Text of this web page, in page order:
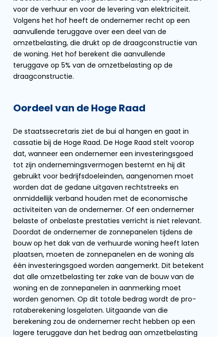
voor de verhuur en voor de levering van elektriciteit.
Volgens het hof heeft de ondernemer recht op een
aanvullende teruggave over een deel van de
omzetbelasting, die drukt op de draagconstructie van
de woning. Het hof berekent die aanvullende
teruggave op 5% van de omzetbelasting op de
draagconstructie.
Oordeel van de Hoge Raad
De staatssecretaris ziet de bui al hangen en gaat in
cassatie bij de Hoge Raad. De Hoge Raad stelt voorop
dat, wanneer een ondernemer een investeringsgoed
tot zijn ondernemingsvermogen bestemt en hij dit
gebruikt voor bedrijfsdoeleinden, aangenomen moet
worden dat de gedane uitgaven rechtstreeks en
onmiddellijk verband houden met de economische
activiteiten van de ondernemer. Of een ondernemer
belaste of onbelaste prestaties verricht is niet relevant.
Doordat de ondernemer de zonnepanelen tijdens de
bouw op het dak van de verhuurde woning heeft laten
plaatsen, moeten de zonnepanelen en de woning als
één investeringsgoed worden aangemerkt. Dit betekent
dat alle omzetbelasting ter zake van de bouw van de
woning en de zonnepanelen in aanmerking moet
worden genomen. Op dit totale bedrag wordt de pro-
rataberekening losgelaten. Uitgaande van die
berekening zou de ondernemer recht hebben op een
lagere teruggave dan het bedrag aan omzetbelasting